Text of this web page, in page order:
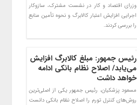
وزرای اقتصاد و کار در نشست مشترک، سازوکار‌
اجرایی افزایش اعتبار کالابرگ و نحوه تأمین منابع
را بررسی کردند.
رئیس‌ جمهور: مبلغ کالابرگ افزایش
می‌یابد/ اصلاح نظام بانکی ادامه
خواهد داشت
مسعود پزشکیان، رئیس‌ جمهور یکی از اصلی‌ترین
روش‌های کنترل تورم را اصلاح نظام بانکی دانست